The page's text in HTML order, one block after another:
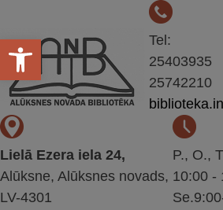
Open toolbar
Tel:
25403935
25742210
Lielā Ezera iela 24,
Alūksne, Alūksnes novads,
LV-4301
P., O.,
10:00 -